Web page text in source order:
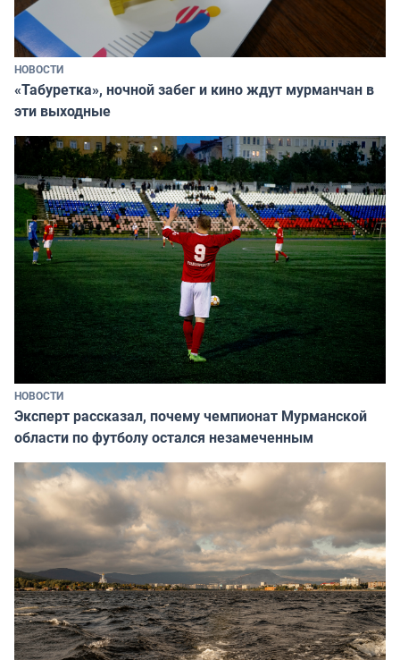
НОВОСТИ
«Табуретка», ночной забег и кино ждут мурманчан в
эти выходные
НОВОСТИ
Эксперт рассказал, почему чемпионат Мурманской
области по футболу остался незамеченным